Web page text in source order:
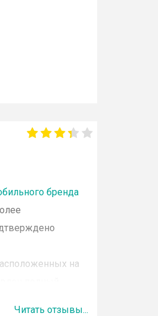
бренда
на
Sportage,
Читать отзывы...